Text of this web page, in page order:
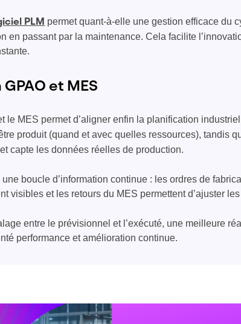
PLM permet quant-à-elle une gestion efficace du
en passant par la maintenance. Cela facilite
et MES
le MES permet d’aligner enfin la planification
produit (quand et avec quelles ressources), tandis
capte les données réelles de production.
boucle d’information continue : les ordres de
visibles et les retours du MES permettent d’ajuster
entre le prévisionnel et l’exécuté, une meilleure
performance et amélioration continue.